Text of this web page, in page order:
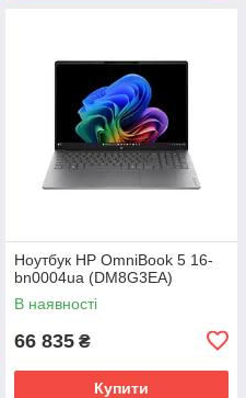
Ноутбук HP OmniBook 5 16-
bn0004ua (DM8G3EA)
В наявності
66 835 ₴
Купити